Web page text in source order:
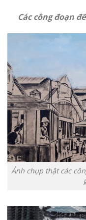
Các công đoạn
Ảnh chụp thật các